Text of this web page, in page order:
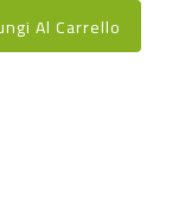
Al Carrello